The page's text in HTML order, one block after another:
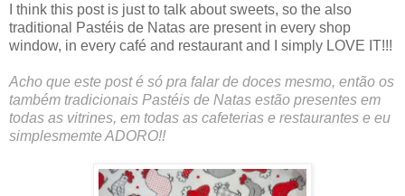
I think this post is just to talk about sweets, so the also
traditional Pastéis de Natas are present in every shop
window, in every café and restaurant and I simply LOVE IT!!!
Acho que este post é só pra falar de doces mesmo, então os
também tradicionais Pastéis de Natas estão presentes em
todas as vitrines, em todas as cafeterias e restaurantes e eu
simplesmemte ADORO!!